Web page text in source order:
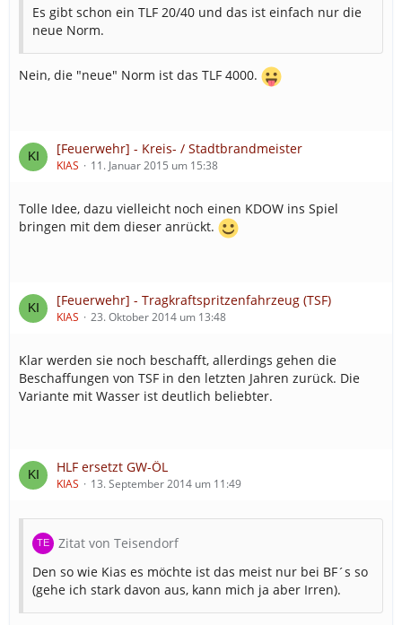
Es gibt schon ein TLF 20/40 und das ist einfach nur die
neue Norm.
Nein, die "neue" Norm ist das TLF 4000.
[Feuerwehr] - Kreis- / Stadtbrandmeister
KIAS 11. Januar 2015 um 15:38
Tolle Idee, dazu vielleicht noch einen KDOW ins Spiel
bringen mit dem dieser anrückt.
[Feuerwehr] - Tragkraftspritzenfahrzeug (TSF)
KIAS 23. Oktober 2014 um 13:48
Klar werden sie noch beschafft, allerdings gehen die
Beschaffungen von TSF in den letzten Jahren zurück. Die
Variante mit Wasser ist deutlich beliebter.
HLF ersetzt GW-ÖL
KIAS 13. September 2014 um 11:49
Zitat von Teisendorf
Den so wie Kias es möchte ist das meist nur bei BF´s so
(gehe ich stark davon aus, kann mich ja aber Irren).